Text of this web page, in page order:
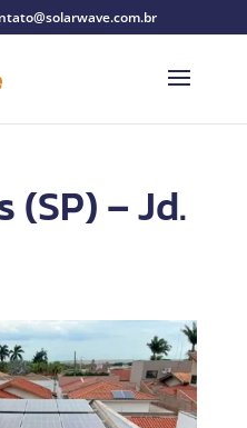
(SP) – Jd.